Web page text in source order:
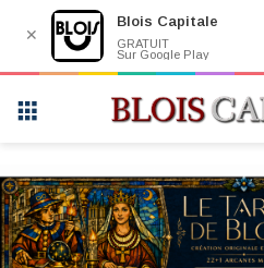
✕
Blois Capitale
GRATUIT
Sur Google Play